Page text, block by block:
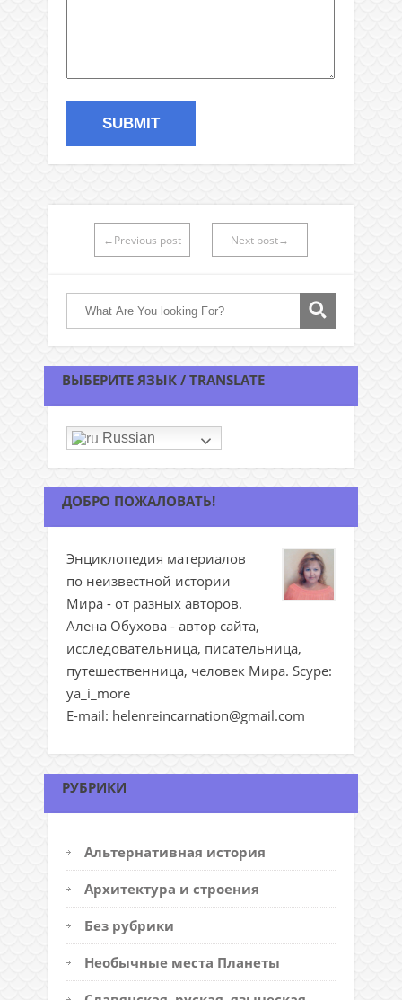
←Previous post Next post→
ВЫБЕРИТЕ ЯЗЫК / TRANSLATE
Russian
ДОБРО ПОЖАЛОВАТЬ!
Энциклопедия материалов
по неизвестной истории
Мира - от разных авторов.
Алена Обухова - автор сайта,
исследовательница, писательница,
путешественница, человек Мира. Scype:
ya_i_more
E-mail: helenreincarnation@gmail.com
РУБРИКИ
Альтернативная история
Архитектура и строения
Без рубрики
Необычные места Планеты